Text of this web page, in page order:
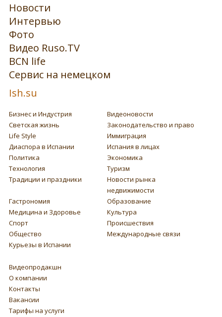
Новости
Интервью
Фото
Видео Ruso.TV
BCN life
Сервис на немецком
Ish.su
Бизнес и Индустрия
Видеоновости
Светская жизнь
Законодательство и право
Life Style
Иммиграция
Диаспора в Испании
Испания в лицах
Политика
Экономика
Технология
Туризм
Традиции и праздники
Новости рынка
недвижимости
Гастрономия
Образование
Медицина и Здоровье
Культура
Спорт
Происшествия
Общество
Международные связи
Курьезы в Испании
Видеопродакшн
О компании
Контакты
Вакансии
Тарифы на услуги